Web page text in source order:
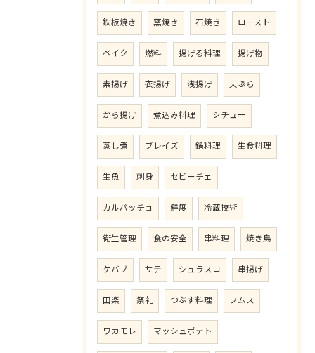
鉄板焼き 窯焼き 石焼き ロースト
ベイク 燃料 揚げる料理 揚げ物
素揚げ 衣揚げ 浅揚げ 天ぷら
から揚げ 煮込み料理 シチュー
蒸し煮 ブレイズ 鍋料理 生食料理
生魚 刺身 セビーチェ
カルパッチョ 鮮度 冷蔵技術
衛生管理 食の安全 串料理 焼き鳥
ケバブ サテ シュラスコ 串揚げ
田楽 祭礼 つぶす料理 フムス
ワカモレ マッシュポテト